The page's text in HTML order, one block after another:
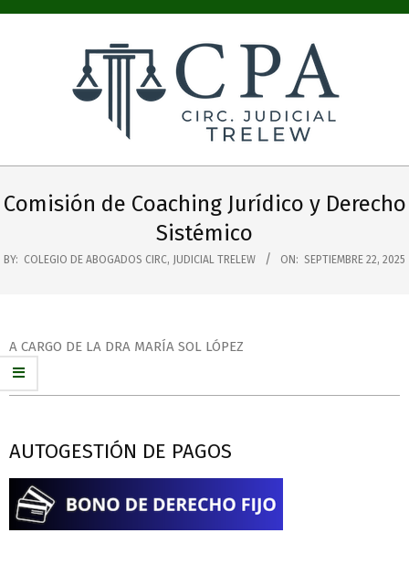
COLEGIO
PÚBLICO
ABOGADOS
TRELEW
Comisión de Coaching Jurídico y Derecho
Sistémico
BY: COLEGIO DE ABOGADOS CIRC, JUDICIAL TRELEW ON: SEPTIEMBRE 22, 2025
A CARGO DE LA DRA MARÍA SOL LÓPEZ
AUTOGESTIÓN DE PAGOS